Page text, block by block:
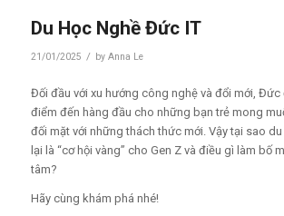
Du Học Nghề Đức IT
21/01/2025 / by Anna Le
Đối đầu với xu hướng công nghệ và đổi mới, Đức
điểm đến hàng đầu cho những bạn trẻ mong
đối mặt với những thách thức mới. Vậy tại sao
lại là “cơ hội vàng” cho Gen Z và điều gì làm bố
tâm?
Hãy cùng khám phá nhé!